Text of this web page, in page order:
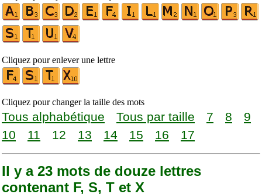
Cliquez pour enlever une lettre
Cliquez pour changer la taille des mots
Tous alphabétique Tous par taille 7 8
9
10
11 12 13 14 15 16 17
Il y a 23 mots de douze lettres
contenant F, S, T et X